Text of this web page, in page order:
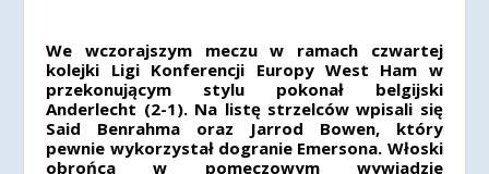
We wczorajszym meczu w ramach czwartej
kolejki Ligi Konferencji Europy West Ham w
przekonującym stylu pokonał belgijski
Anderlecht (2-1). Na listę strzelców wpisali się
Said Benrahma oraz Jarrod Bowen, który
pewnie wykorzystał dogranie Emersona. Włoski
obrońca w pomeczowym wywiadzie